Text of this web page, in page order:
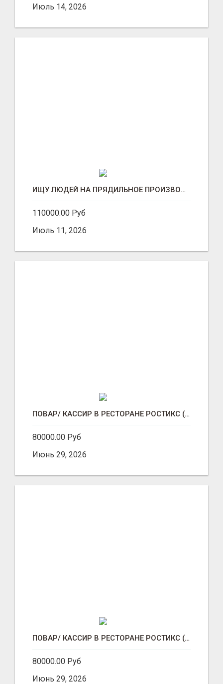
Июль 14, 2026
ИЩУ ЛЮДЕЙ НА ПРЯДИЛЬНОЕ ПРОИЗВОДСТВО В ЖИЛИНО-2 (ЛЮБЕРЦЫ), ФАБРИКА «ПЕХОРСКИЙ ТЕКСТИЛЬ»
110000.00 Руб
Июль 11, 2026
ПОВАР/ КАССИР В РЕСТОРАНЕ РОСТИКС (КФС)
80000.00 Руб
Июнь 29, 2026
ПОВАР/ КАССИР В РЕСТОРАНЕ РОСТИКС (КФС)
80000.00 Руб
Июнь 29, 2026